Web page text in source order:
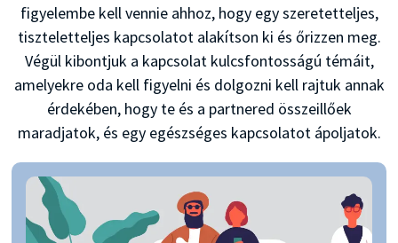
figyelembe kell vennie ahhoz, hogy egy szeretetteljes,
tiszteletteljes kapcsolatot alakítson ki és őrizzen meg.
Végül kibontjuk a kapcsolat kulcsfontosságú témáit,
amelyekre oda kell figyelni és dolgozni kell rajtuk annak
érdekében, hogy te és a partnered összeillőek
maradjatok, és egy egészséges kapcsolatot ápoljatok.